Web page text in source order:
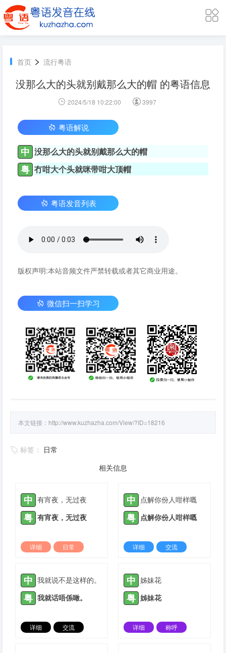
首页 > 流行粤语
没那么大的头就别戴那么大的帽 的粤语信息
2024/5/18 10:22:00 3997
粤语解说
中 没那么大的头就别戴那么大的帽
粤 冇咁大个头就咪带咁大顶帽
粤语发音列表
版权声明:本站音频文件严禁转载或者其它商业用途。
微信扫一扫学习
本文链接： http://www.kuzhazha.com/View/?ID=18216
标签： 日常
相关信息
中 有宵夜，无过夜
粤 有宵夜，无过夜
详细
日常
中 点解你份人咁样嘅
粤 点解你份人咁样嘅
详细
交流
中 我就说不是这样的。
粤 我就话唔係噉。
详细
交流
中 姊妹花
粤 姊妹花
详细
称呼